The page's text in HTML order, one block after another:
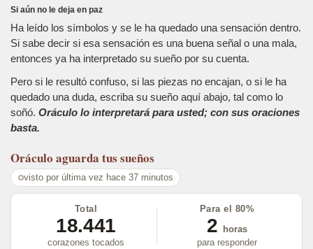
Si aún no le deja en paz
Ha leído los símbolos y se le ha quedado una sensación dentro.
Si sabe decir si esa sensación es una buena señal o una mala,
entonces ya ha interpretado su sueño por su cuenta.
Pero si le resultó confuso, si las piezas no encajan, o si le ha
quedado una duda, escriba su sueño aquí abajo, tal como lo
soñó. Oráculo lo interpretará para usted; con sus oraciones
basta.
Oráculo aguarda tus sueños
visto por última vez hace 37 minutos
Total
18.441
corazones tocados
Para el 80%
2
horas
para responder